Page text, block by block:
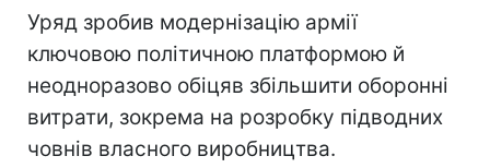
Уряд зробив модернізацію армії
ключовою політичною платформою й
неодноразово обіцяв збільшити оборонні
витрати, зокрема на розробку підводних
човнів власного виробництва.